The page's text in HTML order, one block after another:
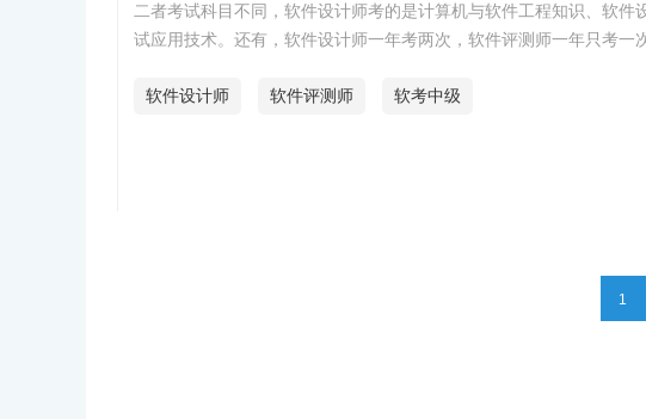
二者考试科目不同，软件设计师考的是计算机与软件工程知识、软
试应用技术。还有，软件设计师一年考两次，软件评测师一年只考一
软件设计师 软件评测师 软考中级
1